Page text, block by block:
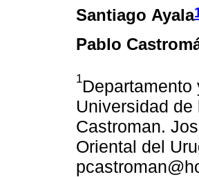
Santiago Ayala
Pablo
1
Universidad
Castroman.
Oriental del